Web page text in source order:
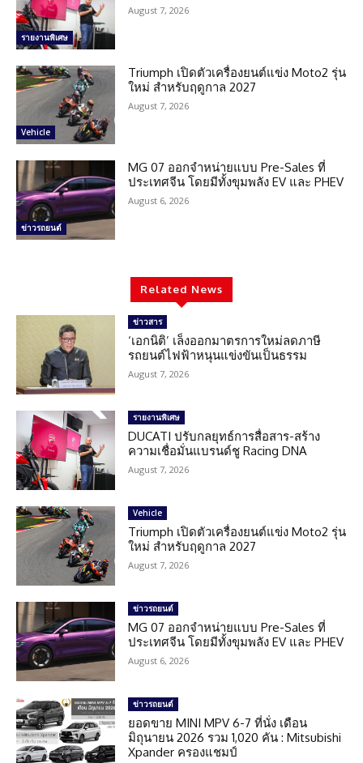
รายงานพิเศษ
August 7, 2026
Vehicle
Triumph เปิดตัวเครื่องยนต์แข่ง Moto2 รุ่น
ใหม่ สำหรับฤดูกาล 2027
August 7, 2026
ข่าวรถยนต์
MG 07 ออกจำหน่ายแบบ Pre-Sales ที่
ประเทศจีน โดยมีทั้งขุมพลัง EV และ PHEV
August 6, 2026
Related News
ข่าวสาร
‘เอกนิติ’ เล็งออกมาตรการใหม่ลดภาษี
รถยนต์ไฟฟ้าหนุนแข่งขันเป็นธรรม
August 7, 2026
รายงานพิเศษ
DUCATI ปรับกลยุทธ์การสื่อสาร-สร้าง
ความเชื่อมั่นแบรนด์ชู Racing DNA
August 7, 2026
Vehicle
Triumph เปิดตัวเครื่องยนต์แข่ง Moto2 รุ่น
ใหม่ สำหรับฤดูกาล 2027
August 7, 2026
ข่าวรถยนต์
MG 07 ออกจำหน่ายแบบ Pre-Sales ที่
ประเทศจีน โดยมีทั้งขุมพลัง EV และ PHEV
August 6, 2026
ข่าวรถยนต์
ยอดขาย MINI MPV 6-7 ที่นั่ง เดือน
มิถุนายน 2026 รวม 1,020 คัน : Mitsubishi
Xpander ครองแชมป์